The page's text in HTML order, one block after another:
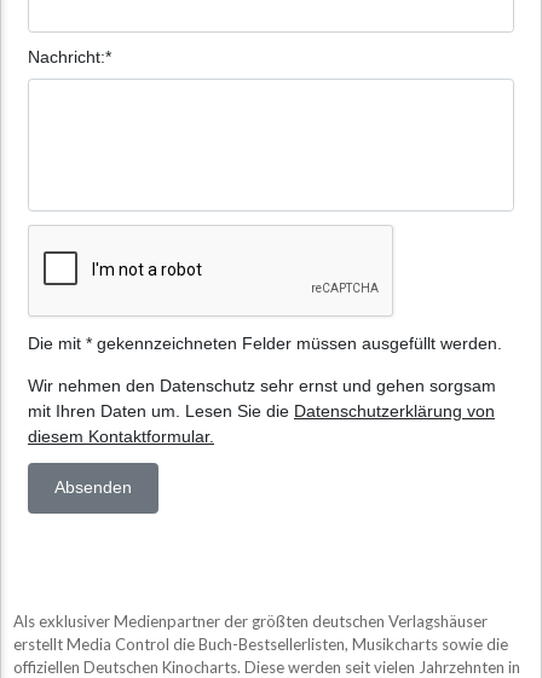
Als exklusiver Medienpartner der größten deutschen Verlagshäuser
erstellt Media Control die Buch-Bestsellerlisten, Musikcharts sowie die
offiziellen Deutschen Kinocharts. Diese werden seit vielen Jahrzehnten in